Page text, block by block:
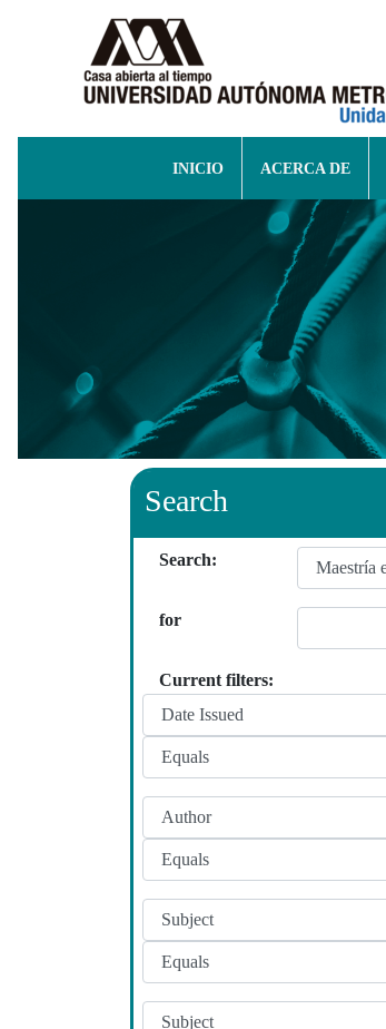
INICIO ACERCA DE
Search
Search:
for
Current filters: